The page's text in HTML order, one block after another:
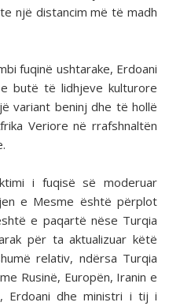
një distancim më të madh
fuqinë ushtarake, Erdoani
butë të lidhjeve kulturore
variant beninj dhe të hollë
Veriore në rrafshnaltën
i fuqisë së moderuar
e Mesme është përplot
e paqartë nëse Turqia
për ta aktualizuar këtë
relativ, ndërsa Turqia
Rusinë, Europën, Iranin e
Erdoani dhe ministri i tij i